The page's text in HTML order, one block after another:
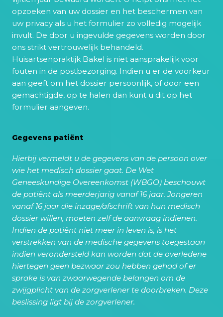
opzoeken van uw dossier en het beschermen van
uw privacy als u het formulier zo volledig mogelijk
invult. De door u ingevulde gegevens worden door
ons strikt vertrouwelijk behandeld.
Huisartsenpraktijk Bakel is niet aansprakelijk voor
fouten in de postbezorging. Indien u er de voorkeur
aan geeft om het dossier persoonlijk, of door een
gemachtigde, op te halen dan kunt u dit op het
formulier aangeven.
Gegevens patiënt
Hierbij vermeldt u de gegevens van de persoon over
wie het medisch dossier gaat. De Wet
Geneeskundige Overeenkomst (WBGO) beschouwt
de patiënt als meerderjarig vanaf 16 jaar. Jongeren
vanaf 16 jaar die inzage/afschrift van hun medisch
dossier willen, moeten zelf de aanvraag indienen.
Indien de patiënt niet meer in leven is, is het
verstrekken van de medische gegevens toegestaan
indien verondersteld kan worden dat de overledene
hiertegen geen bezwaar zou hebben gehad of er
sprake is van zwaarwegende belangen om de
zwijgplicht van de zorgverlener te doorbreken. Deze
beslissing ligt bij de zorgverlener.